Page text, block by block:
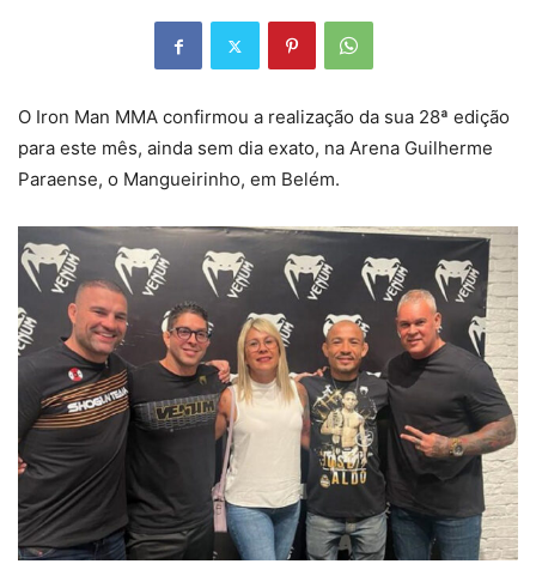
O Iron Man MMA confirmou a realização da sua 28ª edição
para este mês, ainda sem dia exato, na Arena Guilherme
Paraense, o Mangueirinho, em Belém.